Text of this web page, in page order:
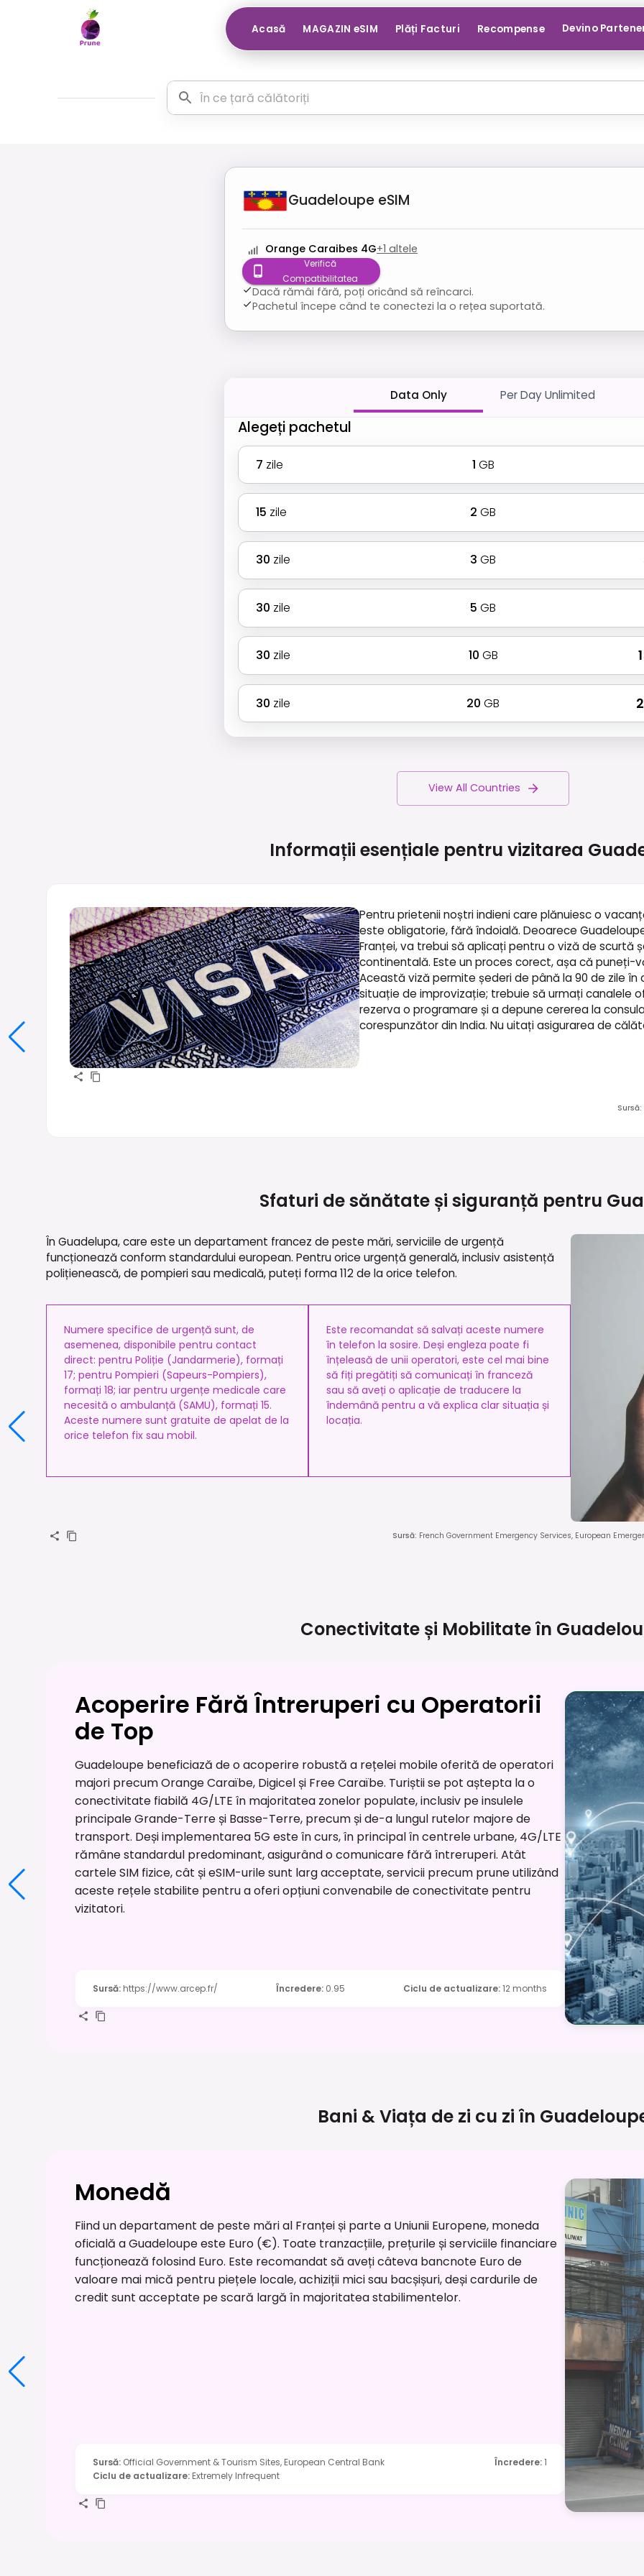
Acasă MAGAZIN eSIM Plăți Facturi Recompense Devino
Guadeloupe eSIM
Orange Caraibes 4G+1 altele
Verifică
Compatibilitatea
Dacă rămâi fără, poți oricând să reîncarci.
Pachetul începe când te conectezi la o rețea suportată.
Data Only Per Day Unlimited
Alegeți pachetul
7 zile 1 GB
15 zile 2 GB
30 zile 3 GB
30 zile 5 GB
30 zile 10 GB
30 zile 20 GB
View All Countries
Informații esențiale pentru vizitarea
Pentru prietenii noștri indieni care plănuiesc o
este obligatorie, fără îndoială. Deoarece
Franței, va trebui să aplicați pentru o viză de scurtă
continentală. Este un proces corect, așa că puneți-
Această viză permite șederi de până la 90 de zile în
situație de improvizație; trebuie să urmați canalele
rezerva o programare și a depune cererea la
corespunzător din India. Nu uitați asigurarea de
Sursă:
Sfaturi de sănătate și siguranță pentru
În Guadelupa, care este un departament francez de peste mări, serviciile de urgență
funcționează conform standardului european. Pentru orice urgență generală, inclusiv asistență
polițienească, de pompieri sau medicală, puteți forma 112 de la orice telefon.
Numere specifice de urgență sunt, de
asemenea, disponibile pentru contact
direct: pentru Poliție (Jandarmerie), formați
17; pentru Pompieri (Sapeurs-Pompiers),
formați 18; iar pentru urgențe medicale care
necesită o ambulanță (SAMU), formați 15.
Aceste numere sunt gratuite de apelat de la
orice telefon fix sau mobil.
Este recomandat să salvați aceste numere
în telefon la sosire. Deși engleza poate fi
înțeleasă de unii operatori, este cel mai bine
să fiți pregătiți să comunicați în franceză
sau să aveți o aplicație de traducere la
îndemână pentru a vă explica clar situația și
locația.
Sursă: French Government Emergency Services, European
Conectivitate și Mobilitate în
Acoperire Fără Întreruperi cu Operatorii
de Top
Guadeloupe beneficiază de o acoperire robustă a rețelei mobile oferită de operatori
majori precum Orange Caraïbe, Digicel și Free Caraïbe. Turiștii se pot aștepta la o
conectivitate fiabilă 4G/LTE în majoritatea zonelor populate, inclusiv pe insulele
principale Grande-Terre și Basse-Terre, precum și de-a lungul rutelor majore de
transport. Deși implementarea 5G este în curs, în principal în centrele urbane, 4G/LTE
rămâne standardul predominant, asigurând o comunicare fără întreruperi. Atât
cartele SIM fizice, cât și eSIM-urile sunt larg acceptate, servicii precum prune utilizând
aceste rețele stabilite pentru a oferi opțiuni convenabile de conectivitate pentru
vizitatori.
Sursă: https://www.arcep.fr/ Încredere: 0.95 Ciclu de actualizare:12 months
Bani & Viața de zi cu zi în
Monedă
Fiind un departament de peste mări al Franței și parte a Uniunii Europene, moneda
oficială a Guadeloupe este Euro (€). Toate tranzacțiile, prețurile și serviciile financiare
funcționează folosind Euro. Este recomandat să aveți câteva bancnote Euro de
valoare mai mică pentru piețele locale, achiziții mici sau bacșișuri, deși cardurile de
credit sunt acceptate pe scară largă în majoritatea stabilimentelor.
Sursă: Official Government & Tourism Sites, European Central Bank Încredere:1
Ciclu de actualizare: Extremely Infrequent